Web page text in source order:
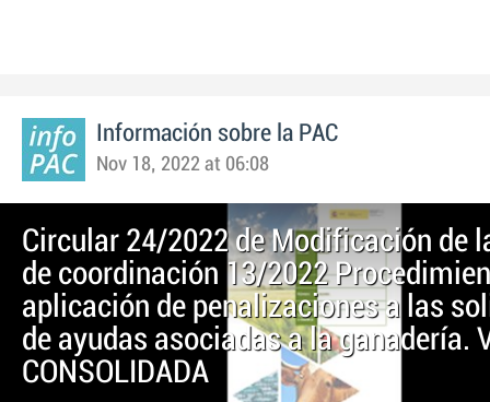
Información sobre la PAC
Nov 18, 2022 at 06:08
Circular 24/2022 de Modificación de
de coordinación 13/2022
aplicación de penalizaciones a las
de ayudas asociadas a la ganadería.
CONSOLIDADA